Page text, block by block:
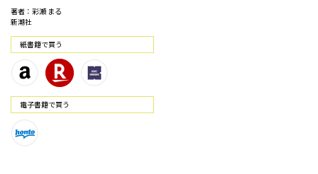
著者：彩瀬 まる
新潮社
紙書籍で買う
電⼦書籍で買う